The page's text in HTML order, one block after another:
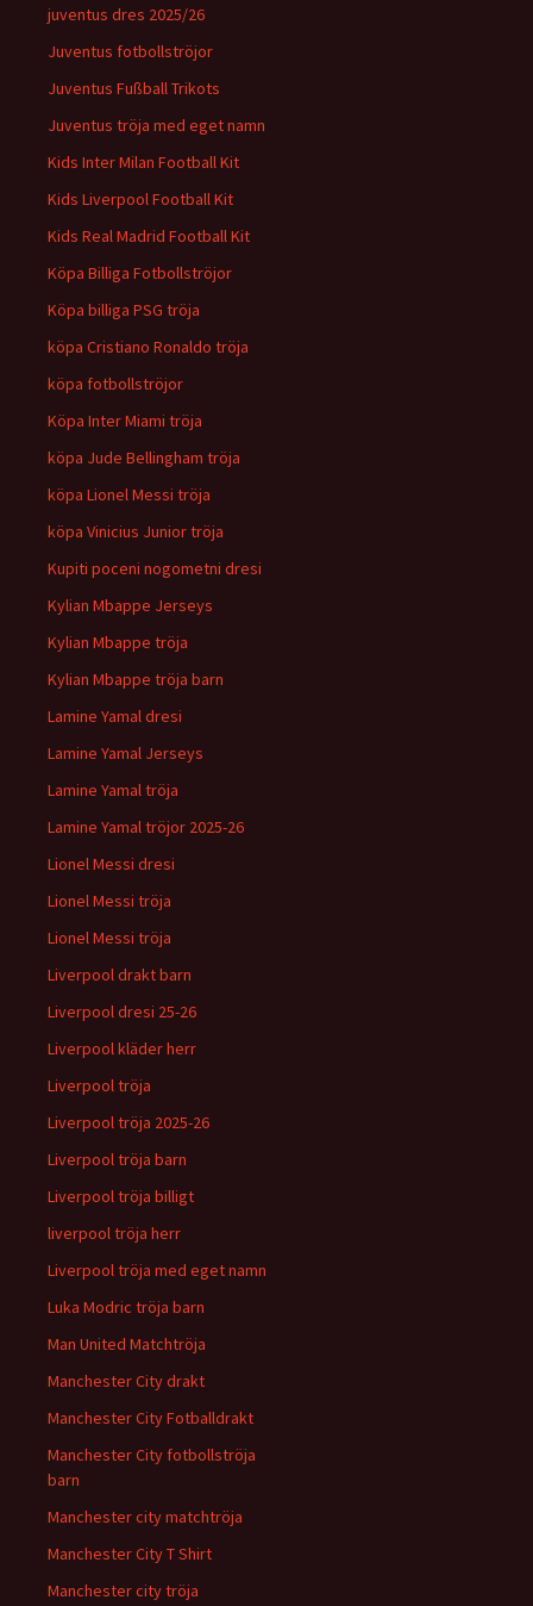
juventus dres 2025/26
Juventus fotbollströjor
Juventus Fußball Trikots
Juventus tröja med eget namn
Kids Inter Milan Football Kit
Kids Liverpool Football Kit
Kids Real Madrid Football Kit
Köpa Billiga Fotbollströjor
Köpa billiga PSG tröja
köpa Cristiano Ronaldo tröja
köpa fotbollströjor
Köpa Inter Miami tröja
köpa Jude Bellingham tröja
köpa Lionel Messi tröja
köpa Vinicius Junior tröja
Kupiti poceni nogometni dresi
Kylian Mbappe Jerseys
Kylian Mbappe tröja
Kylian Mbappe tröja barn
Lamine Yamal dresi
Lamine Yamal Jerseys
Lamine Yamal tröja
Lamine Yamal tröjor 2025-26
Lionel Messi dresi
Lionel Messi tröja
Lionel Messi tröja
Liverpool drakt barn
Liverpool dresi 25-26
Liverpool kläder herr
Liverpool tröja
Liverpool tröja 2025-26
Liverpool tröja barn
Liverpool tröja billigt
liverpool tröja herr
Liverpool tröja med eget namn
Luka Modric tröja barn
Man United Matchtröja
Manchester City drakt
Manchester City Fotballdrakt
Manchester City fotbollströja
barn
Manchester city matchtröja
Manchester City T Shirt
Manchester city tröja